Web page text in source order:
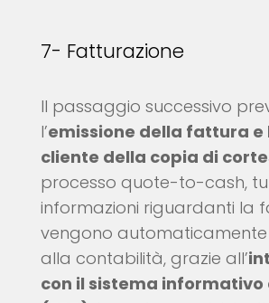
7- Fatturazione
Il passaggio successivo
l’emissione della fattura e
cliente della copia di
processo quote-to-cash,
informazioni riguardanti la
vengono
alla contabilità, grazie all’
con il sistema informativo